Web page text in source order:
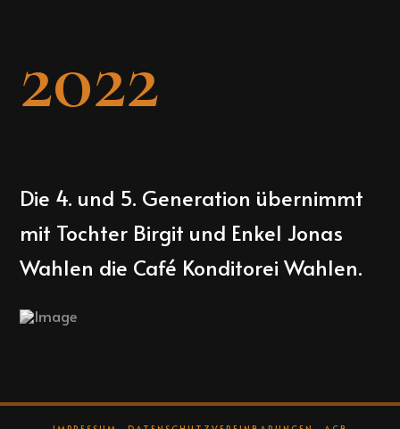
2022
Die 4. und 5. Generation übernimmt
mit Tochter Birgit und Enkel Jonas
Wahlen die Café Konditorei Wahlen.